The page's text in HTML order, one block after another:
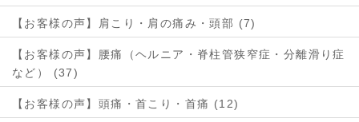
【お客様の声】肩こり・肩の痛み・頭部 (7)
【お客様の声】腰痛（ヘルニア・脊柱管狭窄症・分離滑り症
など） (37)
【お客様の声】頭痛・首こり・首痛 (12)